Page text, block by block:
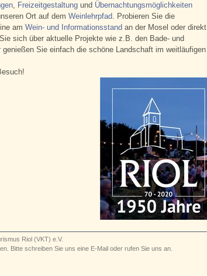
, Freizeitgestaltung und Übernachtungsmöglichkeiten
Ort auf dem Weinlehrpfad. Probieren Sie die
am Wein- und Informationsstand an der Mosel oder direkt
sich über aktuelle Projekte wie z.B. den Bade- und
genießen Sie einfach die schöne Landschaft im weitläufigen
Riol (VKT) e.V.
Bitte schreiben Sie uns eine E-Mail oder rufen Sie uns an.